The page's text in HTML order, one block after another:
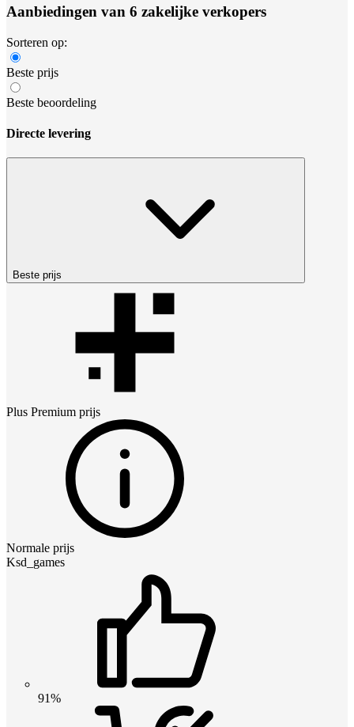
Aanbiedingen van 6 zakelijke verkopers
Sorteren op:
Beste prijs
Beste beoordeling
Directe levering
Beste prijs
Plus Premium prijs
Normale prijs
Ksd_games
91%